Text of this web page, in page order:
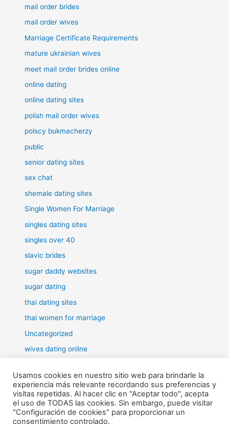
mail order brides
mail order wives
Marriage Certificate Requirements
mature ukrainian wives
meet mail order brides online
online dating
online dating sites
polish mail order wives
polscy bukmacherzy
public
senior dating sites
sex chat
shemale dating sites
Single Women For Marriage
singles dating sites
singles over 40
slavic brides
sugar daddy websites
sugar dating
thai dating sites
thai women for marriage
Uncategorized
wives dating online
Todos los derechos © 2026 RHE | Funciona gracias a
Usamos cookies en nuestro sitio web para brindarle la
experiencia más relevante recordando sus preferencias y
visitas repetidas. Al hacer clic en "Aceptar todo", acepta
el uso de TODAS las cookies. Sin embargo, puede visitar
"Configuración de cookies" para proporcionar un
consentimiento controlado.